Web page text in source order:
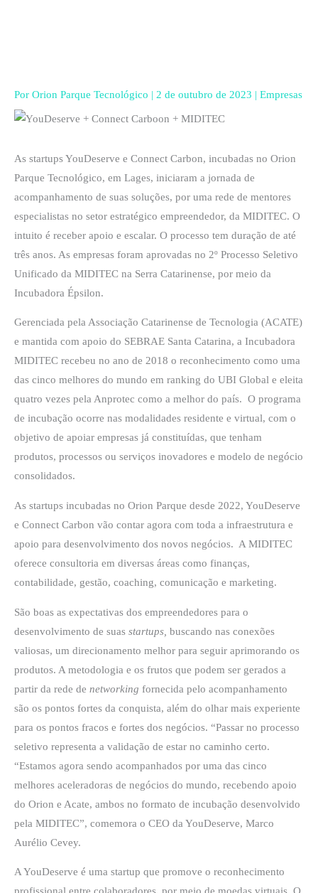
Por Orion Parque Tecnológico | 2 de outubro de 2023 | Empresas
As startups YouDeserve e Connect Carbon, incubadas no Orion
Parque Tecnológico, em Lages, iniciaram a jornada de
acompanhamento de suas soluções, por uma rede de mentores
especialistas no setor estratégico empreendedor, da MIDITEC. O
intuito é receber apoio e escalar. O processo tem duração de até
três anos. As empresas foram aprovadas no 2º Processo Seletivo
Unificado da MIDITEC na Serra Catarinense, por meio da
Incubadora Épsilon.
Gerenciada pela Associação Catarinense de Tecnologia (ACATE)
e mantida com apoio do SEBRAE Santa Catarina, a Incubadora
MIDITEC recebeu no ano de 2018 o reconhecimento como uma
das cinco melhores do mundo em ranking do UBI Global e eleita
quatro vezes pela Anprotec como a melhor do país. O programa
de incubação ocorre nas modalidades residente e virtual, com o
objetivo de apoiar empresas já constituídas, que tenham
produtos, processos ou serviços inovadores e modelo de negócio
consolidados.
As startups incubadas no Orion Parque desde 2022, YouDeserve
e Connect Carbon vão contar agora com toda a infraestrutura e
apoio para desenvolvimento dos novos negócios. A MIDITEC
oferece consultoria em diversas áreas como finanças,
contabilidade, gestão, coaching, comunicação e marketing.
São boas as expectativas dos empreendedores para o
desenvolvimento de suas startups, buscando nas conexões
valiosas, um direcionamento melhor para seguir aprimorando os
produtos. A metodologia e os frutos que podem ser gerados a
partir da rede de networking fornecida pelo acompanhamento
são os pontos fortes da conquista, além do olhar mais experiente
para os pontos fracos e fortes dos negócios. “Passar no processo
seletivo representa a validação de estar no caminho certo.
“Estamos agora sendo acompanhados por uma das cinco
melhores aceleradoras de negócios do mundo, recebendo apoio
do Orion e Acate, ambos no formato de incubação desenvolvido
pela MIDITEC”, comemora o CEO da YouDeserve, Marco
Aurélio Cevey.
A YouDeserve é uma startup que promove o reconhecimento